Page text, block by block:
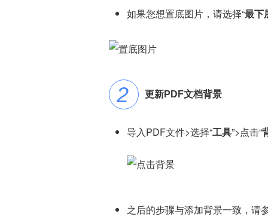
如果您想置底图片，请选择“最下
更新PDF文档背景
导入PDF文件>选择“工具”>点击“
之后的步骤与添加背景一致，请